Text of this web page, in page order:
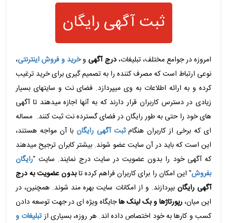
ثبت آگهی رایگان
امروزه در جوامع مختلف، تبلیغات،درج آگهی وخرید و فروش اینترنتی،
نوعی ارتباط است که مصرف کننده را به تصمیم گیری برای خرید ترغیب
کرده و به ارائه اطلاعات به وی میپردازد. فضای نت و سایتهای بسیار
زیادی در دسترس کاربران قرار دارند که به آنها اجازه میدهند تا آگهی
های خود را حتی به طور رایگان در فضای گسترده نت ثبت کنند. مساله
ای که برخی از کاربران هنگامثبت آگهی رایگان با آن مواجه هستند،
این است که باید در آن سایت عضو شوند. بیشتر کابران ترجیح میدهند
که آگهی خود را بدون عضویت در سایت درج نمایند. سایت "رایگان
بفروش" این امکان را برای کاربران فراهم کرده تابدون عضویت به درج
آگهی رایگان بپردازند. و از امکانات سایت بهره مند شوند. همچنین، در
این میان،رپورتاژها و بک لینک هاجایگاه ویژه ای در جهت توسعه دادن
کسب و کارها به خود اختصاص داده اند. هر روزه، بسیاری ازتبلیغات و